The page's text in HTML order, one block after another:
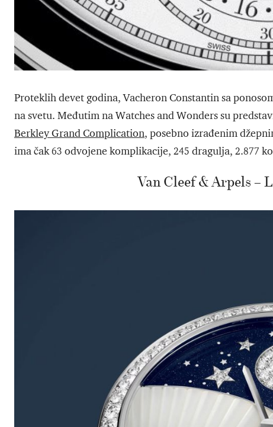
Proteklih devet godina, Vacheron Constantin sa
na svetu. Međutim na Watches and Wonders su
Berkley Grand Complication, posebno izrađenim
ima čak 63 odvojene komplikacije, 245 dragulja, 2.877
Van Cleef & Arpels –